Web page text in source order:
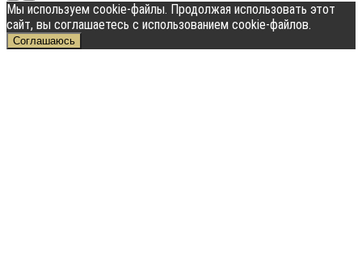
Мы используем cookie-файлы. Продолжая использовать этот
сайт, вы соглашаетесь с использованием cookie-файлов.
Соглашаюсь